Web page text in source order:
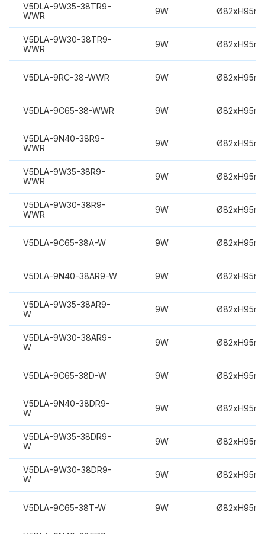
V5DLA-9W35-38TR9-
WWR
9W
V5DLA-9W30-38TR9-
WWR
9W
V5DLA-9RC-38-WWR 9W
V5DLA-9C65-38-WWR 9W
V5DLA-9N40-38R9-
WWR
9W
V5DLA-9W35-38R9-
WWR
9W
V5DLA-9W30-38R9-
WWR
9W
V5DLA-9C65-38A-W 9W
V5DLA-9N40-38AR9-W 9W
V5DLA-9W35-38AR9-
W
9W
V5DLA-9W30-38AR9-
W
9W
V5DLA-9C65-38D-W 9W
V5DLA-9N40-38DR9-
W
9W
V5DLA-9W35-38DR9-
W
9W
V5DLA-9W30-38DR9-
W
9W
V5DLA-9C65-38T-W 9W